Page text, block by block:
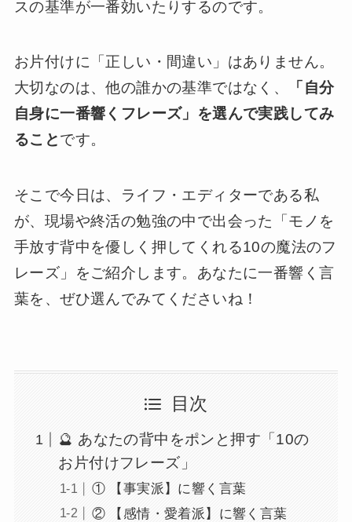
スの基準が一番効いたりするのです。
お片付けに「正しい・間違い」はありません。
大切なのは、他の誰かの基準ではなく、
「自分
自身に一番響くフレーズ」を選んで実践してみ
ることです。
そこで今日は、ライフ・エディターである私
が、現場や終活の勉強の中で出会った「モノを
手放す背中を優しく押してくれる10の魔法のフ
レーズ」をご紹介します。あなたに一番響く言
葉を、ぜひ選んでみてくださいね！
目次
🔮 あなたの背中をポンと押す「10の
お片付けフレーズ」
① 【事実派】に響く言葉
② 【感情・愛着派】に響く言葉